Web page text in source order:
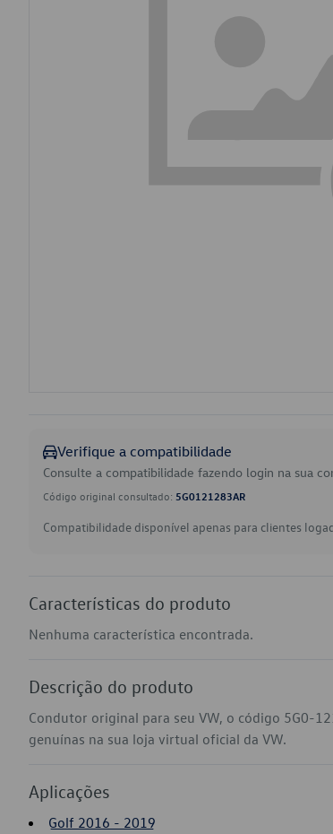
Verifique a compatibilidade
Consulte a compatibilidade fazendo login na sua
Código original consultado: 5G0121283AR
Compatibilidade disponível apenas para clientes
Características do produto
Nenhuma característica encontrada.
Descrição do produto
Condutor original para seu VW, o código 5G0-
genuínas na sua loja virtual oficial da VW.
Aplicações
Golf 2016 - 2019